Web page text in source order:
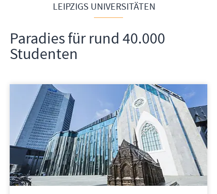
LEIPZIGS UNIVERSITÄTEN
Paradies für rund 40.000
Studenten